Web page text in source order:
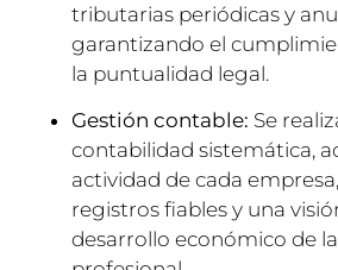
tributarias periódicas y
garantizando el
la puntualidad legal.
Gestión contable: Se
contabilidad sistemática,
actividad de cada
registros fiables y una
desarrollo económico de